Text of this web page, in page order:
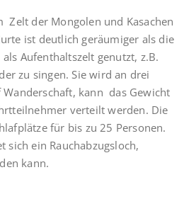
Zelt der Mongolen und Kasachen
ist deutlich geräumiger als die
Aufenthaltszelt genutzt, z.B.
zu singen. Sie wird an drei
Wanderschaft, kann das Gewicht
verteilt werden. Die
für bis zu 25 Personen.
sich ein Rauchabzugsloch,
kann.